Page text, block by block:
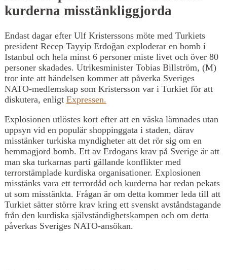
kurderna misstänkliggjorda
Endast dagar efter Ulf Kristerssons möte med Turkiets
president Recep Tayyip Erdoğan exploderar en bomb i
Istanbul och hela minst 6 personer miste livet och över 80
personer skadades. Utrikesminister Tobias Billström, (M)
tror inte att händelsen kommer att påverka Sveriges
NATO-medlemskap som Kristersson var i Turkiet för att
diskutera, enligt Expressen.
Explosionen utlöstes kort efter att en väska lämnades utan
uppsyn vid en populär shoppinggata i staden, därav
misstänker turkiska myndigheter att det rör sig om en
hemmagjord bomb. Ett av Erdogans krav på Sverige är att
man ska turkarnas parti gällande konflikter med
terrorstämplade kurdiska organisationer. Explosionen
misstänks vara ett terrordåd och kurderna har redan pekats
ut som misstänkta. Frågan är om detta kommer leda till att
Turkiet sätter större krav kring ett svenskt avståndstagande
från den kurdiska självständighetskampen och om detta
påverkas Sveriges NATO-ansökan.